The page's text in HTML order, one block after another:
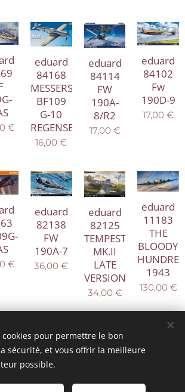
€
eduard
84168
MESSERSCHMITT
BF109
G-10
REGENSBURG
16,00 €
eduard
84114
FW
190A-
8/R2
17,00€
eduard
84102
Fw
190D-9
17,00 €
€
eduard
82138
FW
190A-7
36,00 €
eduard
82125
TEMPEST
MK.II
LATE
VERSION
34,00€
eduard
11183
THE
BLOODY
1943
130,00€
pour permettre le bon
sécurité, et vous offrir la meilleure
possible.